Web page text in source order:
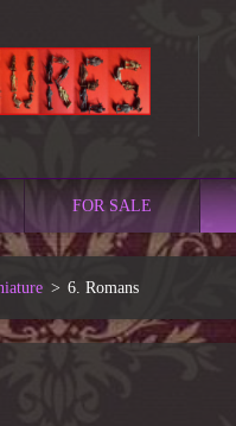
FOR SALE
> 6. Romans